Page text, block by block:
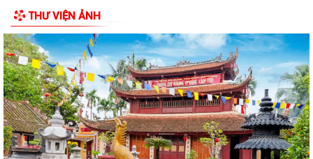
PHƯỜNG ĐỒ SƠN THAM DỰ HỘI NGHỊ TOÀN QUỐC NGHIÊN CỨU, HỌC
TẬP, QUÁN TRIỆT VÀ TRIỂN KHAI THỰC HIỆN...
Công văn 3616/STP-PBGDPL, ngày 28/7/2026 của Sở Tư pháp thành
phố về việc khai thác tài liệu số...
LUẬT SỐ 122/2025/QH15 LUẬT THƯƠNG MẠI ĐIỆN TỬ
Công văn số 2612/UBNd-KT, ngày 27/7/2026 về việc triển khai thực
hiện Kế hoạch số 247/KH-UBND ngày...
THƯ VIỆN ẢNH